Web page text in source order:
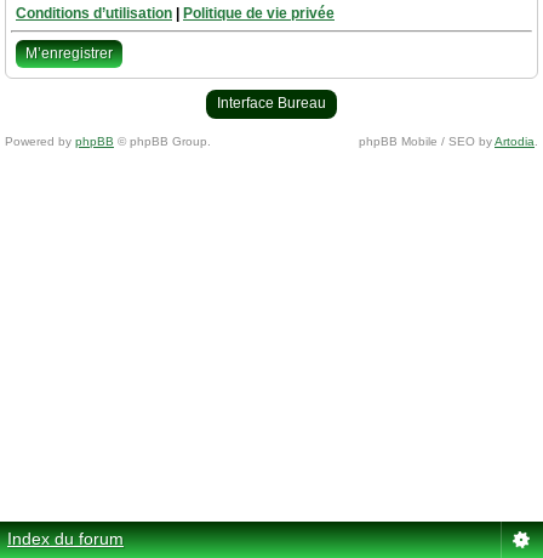
Conditions d’utilisation
Politique de vie privée
M’enregistrer
Interface Bureau
Powered by phpBB © phpBB Group. phpBB Mobile / SEO byArtodia
Index du forum